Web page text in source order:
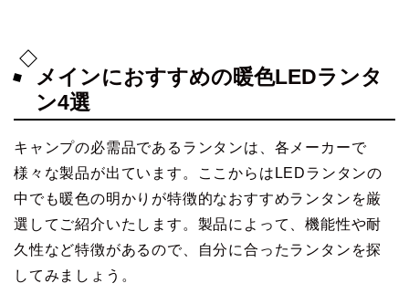
メインにおすすめの暖色LEDランタ
ン4選
キャンプの必需品であるランタンは、各メーカーで
様々な製品が出ています。ここからはLEDランタンの
中でも暖色の明かりが特徴的なおすすめランタンを厳
選してご紹介いたします。製品によって、機能性や耐
久性など特徴があるので、自分に合ったランタンを探
してみましょう。